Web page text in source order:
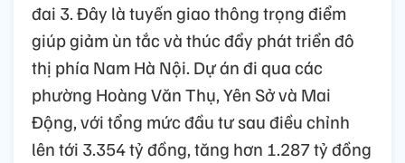
đai 3. Đây là tuyến giao thông trọng điểm
giúp giảm ùn tắc và thúc đẩy phát triển đô
thị phía Nam Hà Nội. Dự án đi qua các
phường Hoàng Văn Thụ, Yên Sở và Mai
Động, với tổng mức đầu tư sau điều chỉnh
lên tới 3.354 tỷ đồng, tăng hơn 1.287 tỷ đồng